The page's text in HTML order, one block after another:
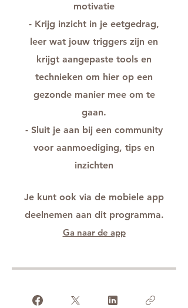
motivatie
- Krijg inzicht in je eetgedrag,
leer wat jouw triggers zijn en
krijgt aangepaste tools en
technieken om hier op een
gezonde manier mee om te
gaan.
- Sluit je aan bij een community
voor aanmoediging, tips en
inzichten
Je kunt ook via de mobiele app
deelnemen aan dit programma.
Ga naar de app